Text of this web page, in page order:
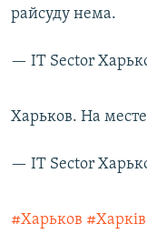
райсуду нема.
— IT Sector
Харьков. На
— IT Sector
#Харьков #Харків